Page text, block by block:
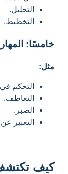
التحليل.
التخطيط.
خامسًا:
مثل:
التحكم
التعاطف.
الصبر.
التعبير
كيف